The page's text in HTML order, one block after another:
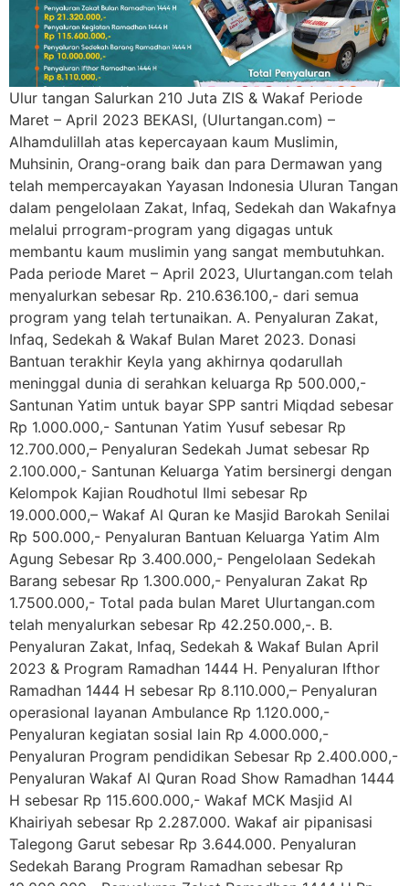
Ulur tangan Salurkan 210 Juta ZIS & Wakaf Periode
Maret – April 2023 BEKASI, (Ulurtangan.com) –
Alhamdulillah atas kepercayaan kaum Muslimin,
Muhsinin, Orang-orang baik dan para Dermawan yang
telah mempercayakan Yayasan Indonesia Uluran Tangan
dalam pengelolaan Zakat, Infaq, Sedekah dan Wakafnya
melalui prrogram-program yang digagas untuk
membantu kaum muslimin yang sangat membutuhkan.
Pada periode Maret – April 2023, Ulurtangan.com telah
menyalurkan sebesar Rp. 210.636.100,- dari semua
program yang telah tertunaikan. A. Penyaluran Zakat,
Infaq, Sedekah & Wakaf Bulan Maret 2023. Donasi
Bantuan terakhir Keyla yang akhirnya qodarullah
meninggal dunia di serahkan keluarga Rp 500.000,-
Santunan Yatim untuk bayar SPP santri Miqdad sebesar
Rp 1.000.000,- Santunan Yatim Yusuf sebesar Rp
12.700.000,– Penyaluran Sedekah Jumat sebesar Rp
2.100.000,- Santunan Keluarga Yatim bersinergi dengan
Kelompok Kajian Roudhotul Ilmi sebesar Rp
19.000.000,– Wakaf Al Quran ke Masjid Barokah Senilai
Rp 500.000,- Penyaluran Bantuan Keluarga Yatim Alm
Agung Sebesar Rp 3.400.000,- Pengelolaan Sedekah
Barang sebesar Rp 1.300.000,- Penyaluran Zakat Rp
1.7500.000,- Total pada bulan Maret Ulurtangan.com
telah menyalurkan sebesar Rp 42.250.000,-. B.
Penyaluran Zakat, Infaq, Sedekah & Wakaf Bulan April
2023 & Program Ramadhan 1444 H. Penyaluran Ifthor
Ramadhan 1444 H sebesar Rp 8.110.000,– Penyaluran
operasional layanan Ambulance Rp 1.120.000,-
Penyaluran kegiatan sosial lain Rp 4.000.000,-
Penyaluran Program pendidikan Sebesar Rp 2.400.000,-
Penyaluran Wakaf Al Quran Road Show Ramadhan 1444
H sebesar Rp 115.600.000,- Wakaf MCK Masjid Al
Khairiyah sebesar Rp 2.287.000. Wakaf air pipanisasi
Talegong Garut sebesar Rp 3.644.000. Penyaluran
Sedekah Barang Program Ramadhan sebesar Rp